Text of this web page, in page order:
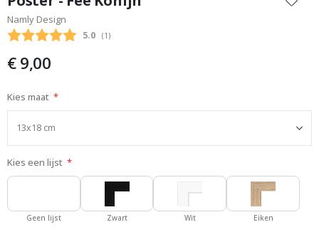
het
begin
van
afbeeldingen-
Namly Design
Gemiddelde beoordeling:
5.0 (aantal stemmen:
1 )
€ 9,00
Kies maat
Kies een lijst
Geen lijst Zwart Wit Eiken